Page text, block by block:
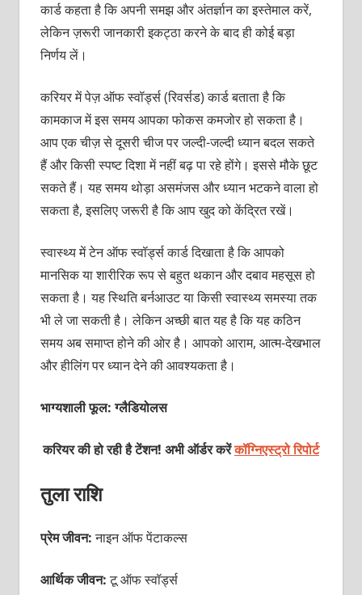
कार्ड कहता है कि अपनी समझ और अंतर्ज्ञान का इस्तेमाल करें,
लेकिन ज़रूरी जानकारी इकट्ठा करने के बाद ही कोई बड़ा
निर्णय लें।
करियर में पेज़ ऑफ स्वॉर्ड्स (रिवर्सड) कार्ड बताता है कि
कामकाज में इस समय आपका फोकस कमजोर हो सकता है।
आप एक चीज़ से दूसरी चीज पर जल्दी-जल्दी ध्यान बदल सकते
हैं और किसी स्पष्ट दिशा में नहीं बढ़ पा रहे होंगे। इससे मौके छूट
सकते हैं। यह समय थोड़ा असमंजस और ध्यान भटकने वाला हो
सकता है, इसलिए जरूरी है कि आप खुद को केंद्रित रखें।
स्वास्थ्य में टेन ऑफ स्वॉर्ड्स कार्ड दिखाता है कि आपको
मानसिक या शारीरिक रूप से बहुत थकान और दबाव महसूस हो
सकता है। यह स्थिति बर्नआउट या किसी स्वास्थ्य समस्या तक
भी ले जा सकती है। लेकिन अच्छी बात यह है कि यह कठिन
समय अब समाप्त होने की ओर है। आपको आराम, आत्म-देखभाल
और हीलिंग पर ध्यान देने की आवश्यकता है।
भाग्यशाली फूल: ग्लैडियोलस
करियर की हो रही है टेंशन! अभी ऑर्डर करेंकॉग्निएस्ट्रो रिपोर्ट
तुला राशि
प्रेम जीवन:नाइन ऑफ पेंटाकल्स
आर्थिक जीवन:टू ऑफ स्वॉर्ड्स